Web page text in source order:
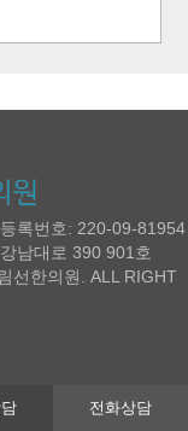
전화상담
록번호: 220-09-81954
남대로 390 901호
선한의원. ALL RIGHT